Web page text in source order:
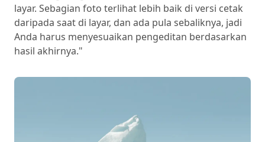
layar. Sebagian foto terlihat lebih baik di versi cetak
daripada saat di layar, dan ada pula sebaliknya, jadi
Anda harus menyesuaikan pengeditan berdasarkan
hasil akhirnya."